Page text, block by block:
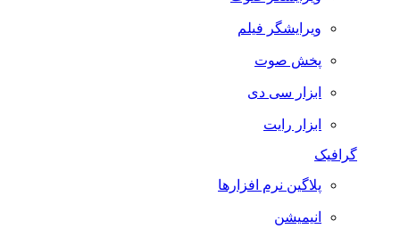
ویرایشگر فیلم
پخش صوت
ابزار سی دی
ابزار رایت
گرافیک
پلاگین نرم افزارها
انیمیشن